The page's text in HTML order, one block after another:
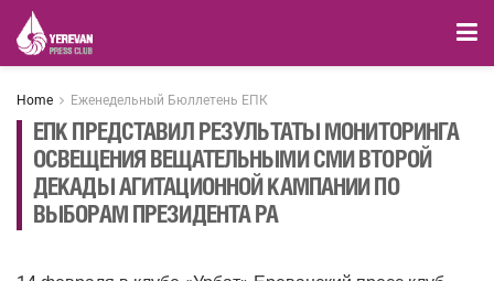
Home Еженедельный Бюллетень ЕПК
ЕПК ПРЕДСТАВИЛ РЕЗУЛЬТАТЫ МОНИТОРИНГА
ОСВЕЩЕНИЯ ВЕЩАТЕЛЬНЫМИ СМИ ВТОРОЙ
ДЕКАДЫ АГИТАЦИОННОЙ КАМПАНИИ ПО
ВЫБОРАМ ПРЕЗИДЕНТА РА